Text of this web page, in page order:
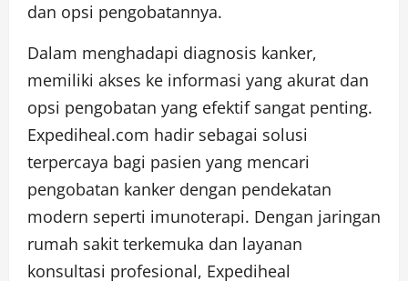
dan opsi pengobatannya.
Dalam menghadapi diagnosis kanker,
memiliki akses ke informasi yang akurat dan
opsi pengobatan yang efektif sangat penting.
Expediheal.com hadir sebagai solusi
terpercaya bagi pasien yang mencari
pengobatan kanker dengan pendekatan
modern seperti imunoterapi. Dengan jaringan
rumah sakit terkemuka dan layanan
konsultasi profesional, Expediheal